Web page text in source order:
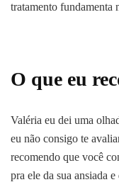
tratamento fundamenta
O que eu
Valéria eu dei uma
eu não consigo te
recomendo que você
pra ele da sua ansiada